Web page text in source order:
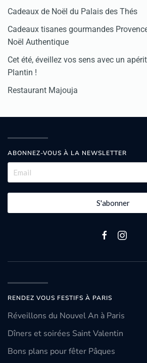
Cadeaux de Noël du Palais des Thés
Cadeaux tisanes gourmandes
Noël Authentique
Cet été, éveillez vos sens avec un
Plantin !
Restaurant Majouja
ABONNEZ-VOUS À LA NEWSLETTER
S'abonner
RENDEZ VOUS FESTIFS À PARIS
Réveillons du Nouvel An à Paris
Dîners et soirées Saint Valentin
Bons plans pour fêter Pâques